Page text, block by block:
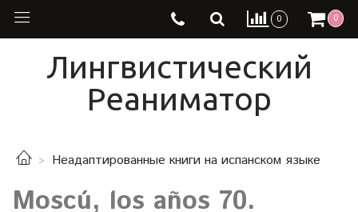
0 0
Лингвистический
Реаниматор
Неадаптированные книги на испанском языке
Moscú, los años 70.